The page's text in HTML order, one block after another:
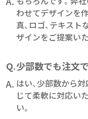
わせてデザインを
真、ロゴ、テキス
ザインをご提案い
Q.少部数でも注文
A. はい、少部数から
じて柔軟に対応い
い。